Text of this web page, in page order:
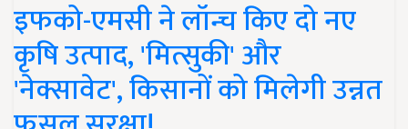
इफको-एमसी ने लॉन्च किए दो नए
कृषि उत्पाद, 'मित्सुकी' और
'नेक्सावेट', किसानों को मिलेगी उन्नत